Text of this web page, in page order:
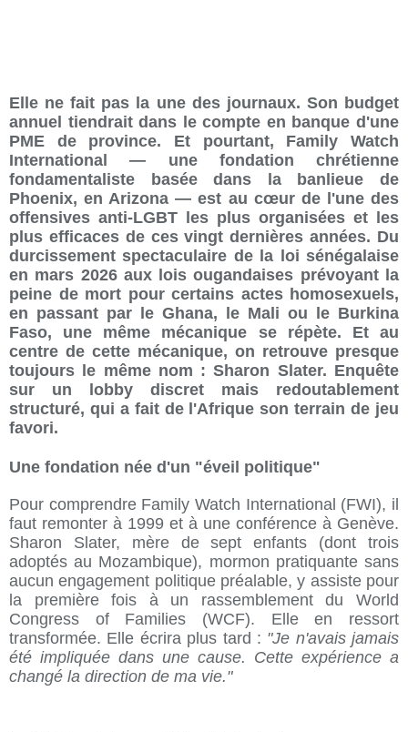
Elle ne fait pas la une des journaux. Son budget
annuel tiendrait dans le compte en banque d'une
PME de province. Et pourtant, Family Watch
International — une fondation chrétienne
fondamentaliste basée dans la banlieue de
Phoenix, en Arizona — est au cœur de l'une des
offensives anti-LGBT les plus organisées et les
plus efficaces de ces vingt dernières années. Du
durcissement spectaculaire de la loi sénégalaise
en mars 2026 aux lois ougandaises prévoyant la
peine de mort pour certains actes homosexuels,
en passant par le Ghana, le Mali ou le Burkina
Faso, une même mécanique se répète. Et au
centre de cette mécanique, on retrouve presque
toujours le même nom : Sharon Slater. Enquête
sur un lobby discret mais redoutablement
structuré, qui a fait de l'Afrique son terrain de jeu
favori.
Une fondation née d'un "éveil politique"
Pour comprendre Family Watch International (FWI), il
faut remonter à 1999 et à une conférence à Genève.
Sharon Slater, mère de sept enfants (dont trois
adoptés au Mozambique), mormon pratiquante sans
aucun engagement politique préalable, y assiste pour
la première fois à un rassemblement du World
Congress of Families (WCF). Elle en ressort
transformée. Elle écrira plus tard : "Je n'avais jamais
été impliquée dans une cause. Cette expérience a
changé la direction de ma vie."